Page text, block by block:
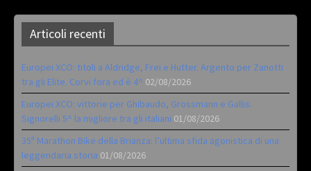
Articoli recenti
Europei XCO: titoli a Aldridge, Frei e Hutter. Argento per Zanotti
tra gli Elite. Corvi fora ed è 4^ 02/08/2026
Europei XCO: vittorie per Ghibaudo, Grossmann e Gallis.
Signorelli 5^ la migliore tra gli italiani 01/08/2026
35ª Marathon Bike della Brianza: l’ultima sfida agonistica di una
leggendaria storia 01/08/2026